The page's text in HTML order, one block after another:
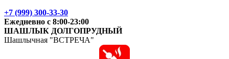
+7 (999) 300-33-30
Ежедневно с 8:00-23:00
ШАШЛЫК ДОЛГОПРУДНЫЙ
Шашлычная "ВСТРЕЧА"